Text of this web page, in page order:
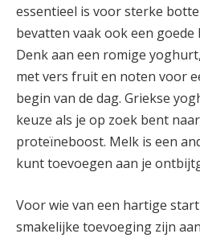
essentieel is voor sterke
bevatten vaak ook een goede
Denk aan een romige
met vers fruit en noten voor
begin van de dag. Griekse
keuze als je op zoek bent
proteïneboost. Melk is een
kunt toevoegen aan je
Voor wie van een hartige
smakelijke toevoeging zijn